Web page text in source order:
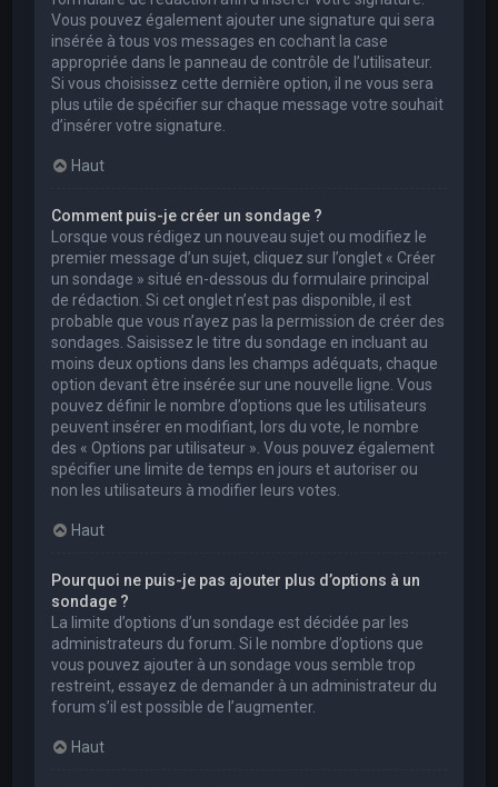
Vous pouvez également ajouter une signature qui sera
insérée à tous vos messages en cochant la case
appropriée dans le panneau de contrôle de l’utilisateur.
Si vous choisissez cette dernière option, il ne vous sera
plus utile de spécifier sur chaque message votre souhait
d’insérer votre signature.
Haut
Comment puis-je créer un sondage ?
Lorsque vous rédigez un nouveau sujet ou modifiez le
premier message d’un sujet, cliquez sur l’onglet « Créer
un sondage » situé en-dessous du formulaire principal
de rédaction. Si cet onglet n’est pas disponible, il est
probable que vous n’ayez pas la permission de créer des
sondages. Saisissez le titre du sondage en incluant au
moins deux options dans les champs adéquats, chaque
option devant être insérée sur une nouvelle ligne. Vous
pouvez définir le nombre d’options que les utilisateurs
peuvent insérer en modifiant, lors du vote, le nombre
des « Options par utilisateur ». Vous pouvez également
spécifier une limite de temps en jours et autoriser ou
non les utilisateurs à modifier leurs votes.
Haut
Pourquoi ne puis-je pas ajouter plus d’options à un
sondage ?
La limite d’options d’un sondage est décidée par les
administrateurs du forum. Si le nombre d’options que
vous pouvez ajouter à un sondage vous semble trop
restreint, essayez de demander à un administrateur du
forum s’il est possible de l’augmenter.
Haut